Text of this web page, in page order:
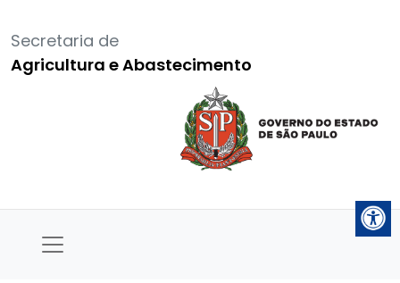
Secretaria de
Agricultura e Abastecimento